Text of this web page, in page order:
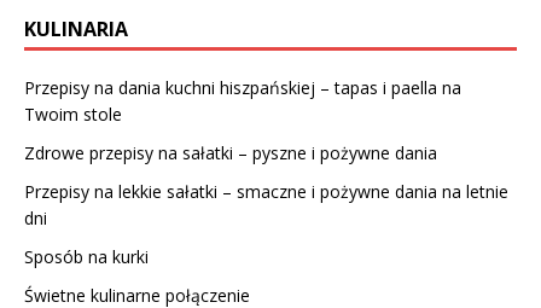
KULINARIA
Przepisy na dania kuchni hiszpańskiej – tapas i paella na
Twoim stole
Zdrowe przepisy na sałatki – pyszne i pożywne dania
Przepisy na lekkie sałatki – smaczne i pożywne dania na letnie
dni
Sposób na kurki
Świetne kulinarne połączenie